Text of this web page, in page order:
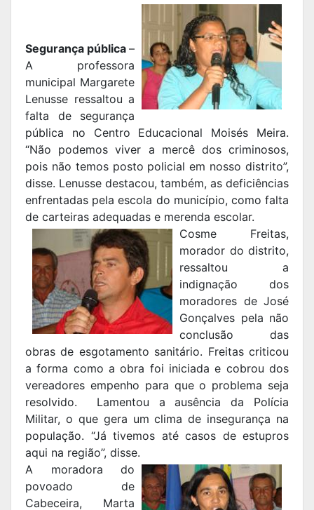
Segurança pública –
A professora
municipal Margarete
Lenusse ressaltou a
falta de segurança
pública no Centro Educacional Moisés Meira.
“Não podemos viver a mercê dos criminosos,
pois não temos posto policial em nosso distrito”,
disse. Lenusse destacou, também, as deficiências
enfrentadas pela escola do município, como falta
de carteiras adequadas e merenda escolar.
Cosme Freitas,
morador do distrito,
ressaltou a
indignação dos
moradores de José
Gonçalves pela não
conclusão das
obras de esgotamento sanitário. Freitas criticou
a forma como a obra foi iniciada e cobrou dos
vereadores empenho para que o problema seja
resolvido. Lamentou a ausência da Polícia
Militar, o que gera um clima de insegurança na
população. “Já tivemos até casos de estupros
aqui na região”, disse.
A moradora do
povoado de
Cabeceira, Marta